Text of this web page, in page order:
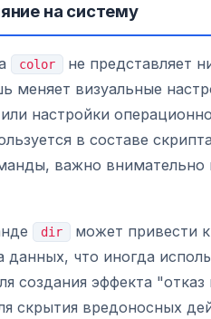
на систему
color
не представляет
меняет визуальные
настройки
в составе
важно внимательно
dir
может привести
данных, что иногда
создания эффекта "отказ
скрытия вредоносных